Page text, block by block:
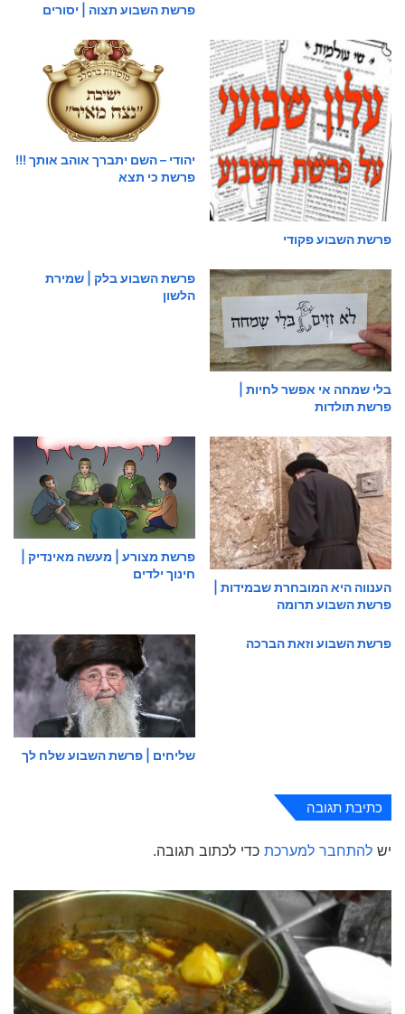
פרשת השבוע תצוה | יסורים
פרשת השבוע פקודי
יהודי – השם יתברך אוהב אותך !!!
פרשת כי תצא
בלי שמחה אי אפשר לחיות |
פרשת תולדות
פרשת השבוע בלק | שמירת
הלשון
הענווה היא המובחרת שבמידות |
פרשת השבוע תרומה
פרשת מצורע | מעשה מאינדיק |
חינוך ילדים
פרשת השבוע וזאת הברכה
שליחים | פרשת השבוע שלח לך
כתיבת תגובה
יש להתחבר למערכת כדי לכתוב תגובה.